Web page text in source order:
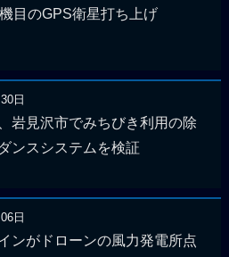
目のGPS衛星打ち上げ
日
岩見沢市でみちびき利用の除
ンスシステムを検証
日
ンがドローンの風力発電所点